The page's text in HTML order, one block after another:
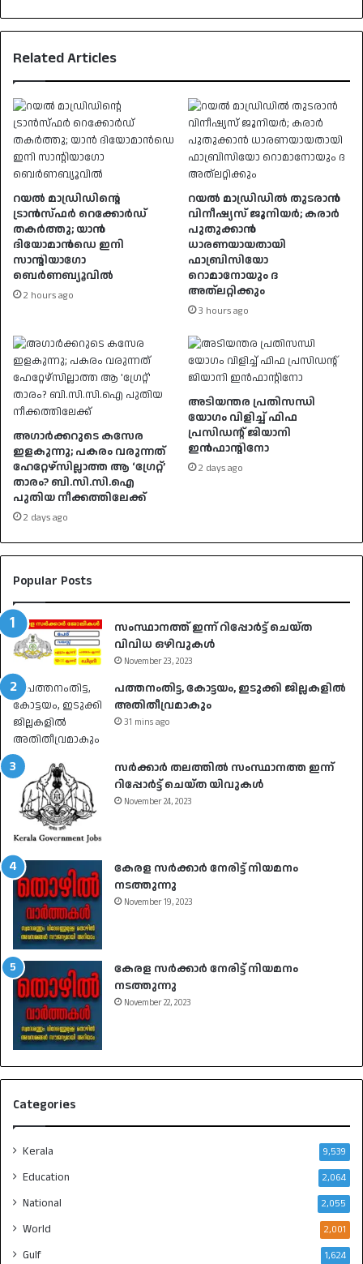
Related Articles
റയൽ മാഡ്രിഡിന്റെ
ട്രാൻസ്ഫർ റെക്കോർഡ്
തകർത്തു; യാൻ
ദിയോമാൻഡെ ഇനി
സാന്റിയാഗോ
ബെർണബ്യൂവിൽ
2 hours ago
റയൽ മാഡ്രിഡിൽ തുടരാൻ
വിനീഷ്യസ് ജൂനിയർ; കരാർ
പുതുക്കാൻ
ധാരണയായതായി
ഫാബ്രിസിയോ
റൊമാനോയും ദ
അത്‌ലറ്റിക്കും
3 hours ago
അഗാർക്കറുടെ കസേര
ഇളകുന്നു; പകരം വരുന്നത്
ഹേറ്റേഴ്സില്ലാത്ത ആ ‘ഗ്രേറ്റ്’
താരം? ബി.സി.സി.ഐ
പുതിയ നീക്കത്തിലേക്ക്
2 days ago
അടിയന്തര പ്രതിസന്ധി
യോഗം വിളിച്ച് ഫിഫ
പ്രസിഡന്റ് ജിയാനി
ഇൻഫാന്റിനോ
2 days ago
Popular Posts
സംസ്ഥാനത്ത് ഇന്ന് റിപ്പോർട്ട് ചെയ്ത
വിവിധ ഒഴിവുകൾ
November 23, 2023
പത്തനംതിട്ട, കോട്ടയം, ഇടുക്കി ജില്ലകളില്‍
അതിതീവ്രമാകും
31 mins ago
സർക്കാർ തലത്തിൽ സംസ്ഥാനത്ത ഇന്ന്
റിപ്പോർട്ട് ചെയ്ത യിവുകൾ
November 24, 2023
കേരള സർക്കാർ നേരിട്ട് നിയമനം
നടത്തുന്നു
November 19, 2023
കേരള സർക്കാർ നേരിട്ട് നിയമനം
നടത്തുന്നു
November 22, 2023
Categories
Kerala 9,539
Education 2,064
National 2,055
World 2,001
Gulf 1,624